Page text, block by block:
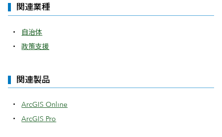
関連業種
自治体
政策支援
関連製品
ArcGIS Online
ArcGIS Pro